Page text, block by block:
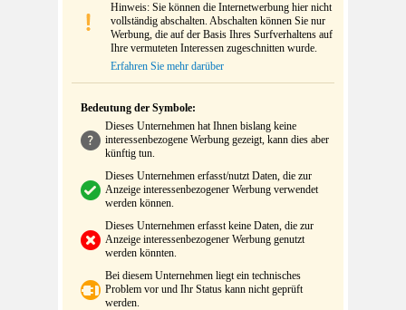
Hinweis: Sie können die Internetwerbung hier nicht
vollständig abschalten. Abschalten können Sie nur
Werbung, die auf der Basis Ihres Surfverhaltens auf
Ihre vermuteten Interessen zugeschnitten wurde.
Erfahren Sie mehr darüber
Bedeutung der Symbole:
Dieses Unternehmen hat Ihnen bislang keine
interessenbezogene Werbung gezeigt, kann dies aber
künftig tun.
Dieses Unternehmen erfasst/nutzt Daten, die zur
Anzeige interessenbezogener Werbung verwendet
werden können.
Dieses Unternehmen erfasst keine Daten, die zur
Anzeige interessenbezogener Werbung genutzt
werden könnten.
Bei diesem Unternehmen liegt ein technisches
Problem vor und Ihr Status kann nicht geprüft
werden.